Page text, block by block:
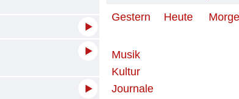
Gestern Heute
Musik
Kultur
Journale